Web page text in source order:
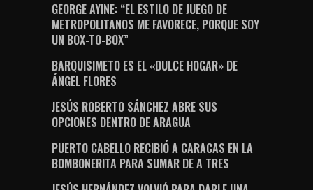
GEORGE AYINE: “EL ESTILO DE JUEGO DE
METROPOLITANOS ME FAVORECE, PORQUE SOY
UN BOX-TO-BOX”
BARQUISIMETO ES EL «DULCE HOGAR» DE
ÁNGEL FLORES
JESÚS ROBERTO SÁNCHEZ ABRE SUS
OPCIONES DENTRO DE ARAGUA
PUERTO CABELLO RECIBIÓ A CARACAS EN LA
BOMBONERITA PARA SUMAR DE A TRES